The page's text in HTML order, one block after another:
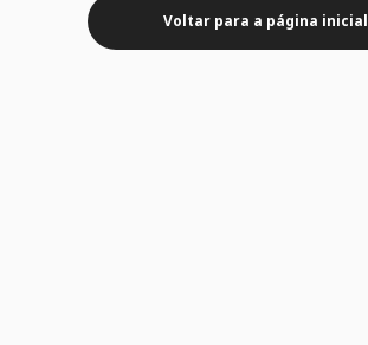
Voltar para a página inicial